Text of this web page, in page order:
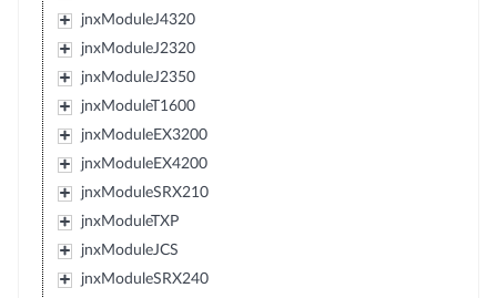
jnxModuleJ4320
jnxModuleJ2320
jnxModuleJ2350
jnxModuleT1600
jnxModuleEX3200
jnxModuleEX4200
jnxModuleSRX210
jnxModuleTXP
jnxModuleJCS
jnxModuleSRX240